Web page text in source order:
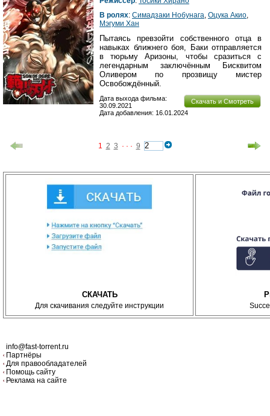
В ролях: Симадзаки Нобунага Оцука Акио
Мэгуми Хан
Пытаясь превзойти собственного отца в
навыках ближнего боя, Баки отправляется
в тюрьму Аризоны, чтобы сразиться с
легендарным заключённым Бисквитом
Оливером по прозвищу мистер
Освобождённый.
Скачать и Смотреть
Дата выхода фильма:
30.09.2021
Дата добавления: 16.01.2024
1 2 3 · · · 9
СКАЧАТЬ
Для скачивания следуйте инструкции
info@fast-torrent.ru
Партнёры
Для правообладателей
Помощь сайту
Реклама на сайте